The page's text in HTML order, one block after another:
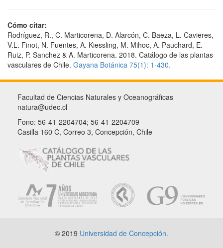
Cómo citar:
Rodríguez, R., C. Marticorena, D. Alarcón, C. Baeza, L. Cavieres,
V.L. Finot, N. Fuentes, A. Kiessling, M. Mihoc, A. Pauchard, E.
Ruiz, P. Sanchez & A. Marticorena. 2018. Catálogo de las plantas
vasculares de Chile. Gayana Botánica 75(1): 1-430.
Facultad de Ciencias Naturales y Oceanográficas
natura@udec.cl
Fono: 56-41-2204704; 56-41-2204709
Casilla 160 C, Correo 3, Concepción, Chile
© 2019 Universidad de Concepción.